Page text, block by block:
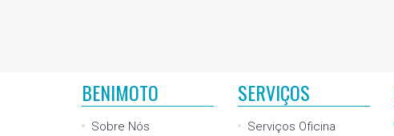
BENIMOTO
Sobre Nós
SERVIÇOS
Serviços Oficina